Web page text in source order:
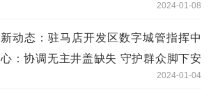
2024-01-08
新动态：驻马店开发区数字城管指挥中
心：协调无主井盖缺失 守护群众脚下安
2024-01-04